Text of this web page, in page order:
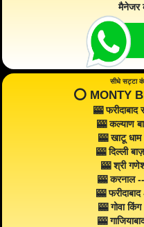
मैनेजर
सीधे सट्टा
⭕️ MONTY
🎰
🎰 कल्याण
🎰 खाटू
🎰 दिल्ली
🎰 श्री
🎰 करनाल
🎰
🎰 गोवा
🎰